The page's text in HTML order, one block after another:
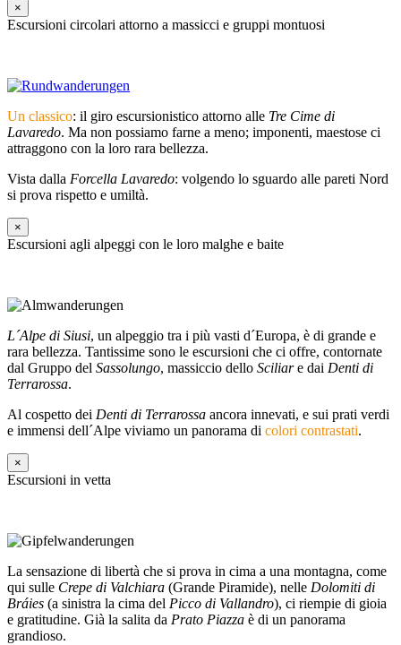
×
Escursioni circolari attorno a massicci e gruppi montuosi
Un classico: il giro escursionistico attorno alle Tre Cime di
Lavaredo. Ma non possiamo farne a meno; imponenti, maestose ci
attraggono con la loro rara bellezza.
Vista dalla Forcella Lavaredo: volgendo lo sguardo alle pareti Nord
si prova rispetto e umiltà.
×
Escursioni agli alpeggi con le loro malghe e baite
L´Alpe di Siusi, un alpeggio tra i più vasti d´Europa, è di grande e
rara bellezza. Tantissime sono le escursioni che ci offre, contornate
dal Gruppo del Sassolungo, massiccio dello Sciliare dai Denti di
Terrarossa.
Al cospetto dei Denti di Terrarossa ancora innevati, e sui prati verdi
e immensi dell´Alpe viviamo un panorama di colori contrastati.
×
Escursioni in vetta
La sensazione di libertà che si prova in cima a una montagna, come
qui sulle Crepe di Valchiara (Grande Piramide), nelle Dolomiti di
Bráies (a sinistra la cima del Picco di Vallandro), ci riempie di gioia
e gratitudine. Già la salita da Prato Piazza è di un panorama
grandioso.